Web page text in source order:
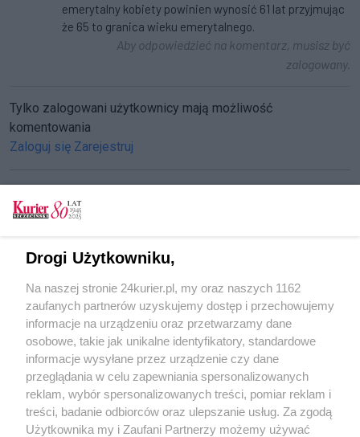
emerytalny kobiety powinien wynosić 61 lat przyjmując
że 65 to granica wieku emerytalnego.
Aby odpowiedzieć na komentarz, musisz być
zalogowany.
Tylko zalogowani użytkownicy mają możliwość
komentowania
Zaloguj się Zarejestruj
Sonda. Mój tato
Sonda. Plany na majówkę
Sonda. Jak zapamiętaliśmy papieża Franciszka?
POGODA
19℃
Drogi Użytkowniku,
Na naszej stronie 24kurier.pl, my oraz naszych 1162
zaufanych partnerów uzyskujemy dostęp i przechowujemy
informacje na urządzeniu oraz przetwarzamy dane
osobowe, takie jak unikalne identyfikatory, standardowe
informacje wysyłane przez urządzenie czy dane
przeglądania w celu zapewniania spersonalizowanych
reklam, wybór spersonalizowanych treści, pomiar reklam i
treści, badanie odbiorców oraz ulepszanie usług. Za zgodą
Użytkownika my i Zaufani Partnerzy możemy używać